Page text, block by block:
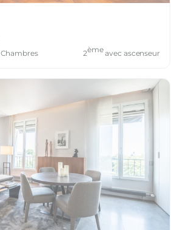
Chambres 2èmeavec ascenseur